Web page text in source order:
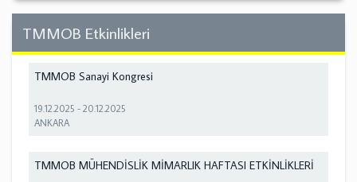
TMMOB Etkinlikleri
TMMOB Sanayi Kongresi
19.12.2025 -20.12.2025
ANKARA
TMMOB MÜHENDİSLİK MİMARLIK HAFTASI ETKİNLİKLERİ